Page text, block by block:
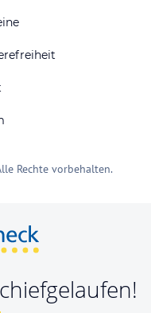
Rechte vorbehalten.